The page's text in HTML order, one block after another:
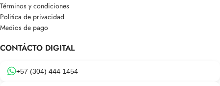
Términos y condiciones
Politica de privacidad
Medios de pago
CONTÁCTO DIGITAL
+57 (304) 444 1454